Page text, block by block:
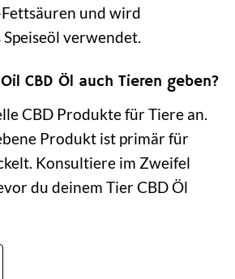
und wird
verwendet.
CBD Öl auch Tieren geben?
CBD Produkte für Tiere an.
Produkt ist primär für
Konsultiere im Zweifel
du deinem Tier CBD Öl